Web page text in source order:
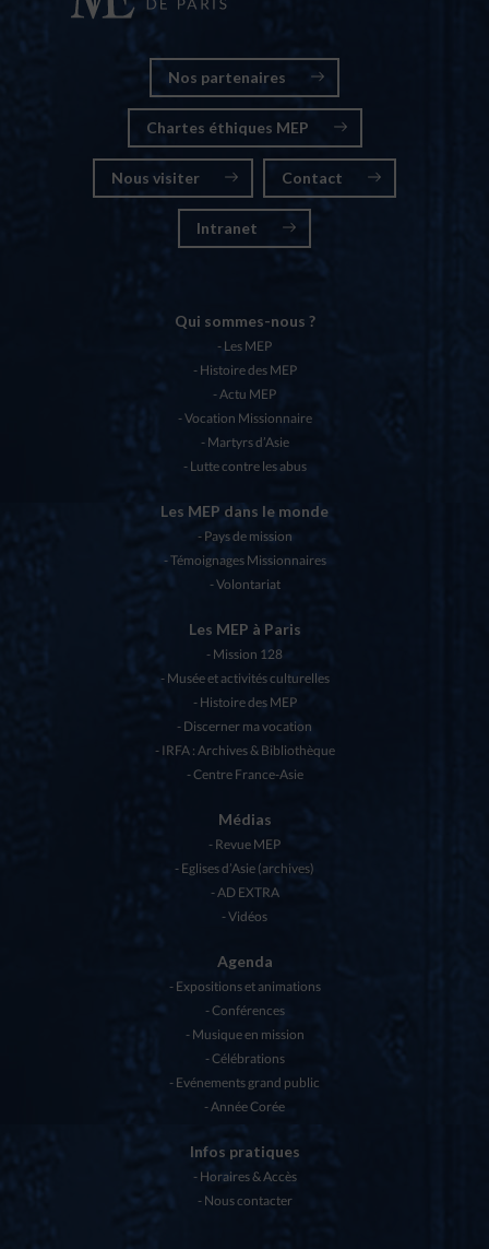
Nos partenaires
Chartes éthiques MEP
Nous visiter Contact
Intranet
Qui sommes-nous ?
Les MEP
Histoire des MEP
Actu MEP
Vocation Missionnaire
Martyrs d’Asie
Lutte contre les abus
Les MEP dans le monde
Pays de mission
Témoignages Missionnaires
Volontariat
Les MEP à Paris
Mission 128
Musée et activités culturelles
Histoire des MEP
Discerner ma vocation
IRFA : Archives & Bibliothèque
Centre France-Asie
Médias
Revue MEP
Eglises d’Asie (archives)
AD EXTRA
Vidéos
Agenda
Expositions et animations
Conférences
Musique en mission
Célébrations
Evénements grand public
Année Corée
Infos pratiques
Horaires & Accès
Nous contacter